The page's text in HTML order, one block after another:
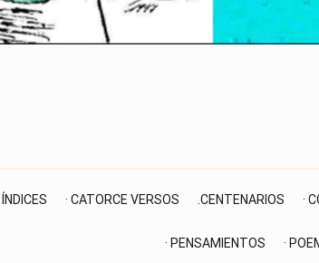
ÍNDICES · CATORCE VERSOS .CENTENARIOS ·
· PENSAMIENTOS ·